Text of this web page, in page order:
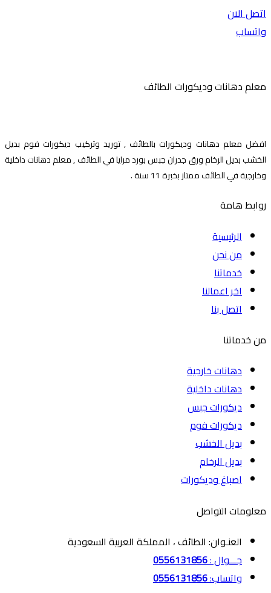
اتصل الان
واتساب
معلم دهانات وديكورات الطائف
افضل معلم دهانات وديكورات بالطائف , توريد وتركيب ديكورات فوم بديل
الخشب بديل الرخام ورق جدران جبس بورد مرايا في الطائف , معلم دهانات داخلية
وخارجية في الطائف ممتاز بخبرة 11 سنة .
روابط هامة
الرئيسية
من نحن
خدماتنا
اخر اعمالنا
اتصل بنا
من خدماتنا
دهانات خارجية
دهانات داخلية
ديكورات جبس
ديكورات فوم
بديل الخشب
بديل الرخام
اصباغ وديكورات
معلومات التواصل
العنـوان: الطائف ، المملكة العربية السعودية
جـــوال :0556131856
واتساب:0556131856